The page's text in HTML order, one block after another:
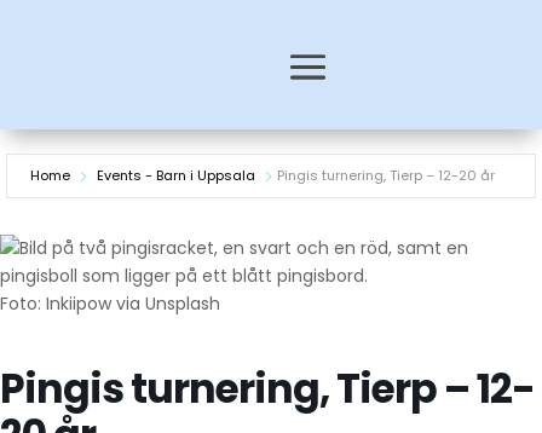
Home Events - Barn i Uppsala Pingis turnering, Tierp – 12-20 år
Foto: Inkiipow via Unsplash
Pingis turnering, Tierp – 12-